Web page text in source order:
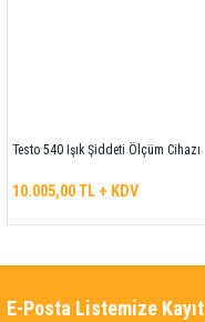
Testo 540 Işık Şiddeti Ölçüm Cihazı
10.005,00 TL + KDV
E-Posta Listemize